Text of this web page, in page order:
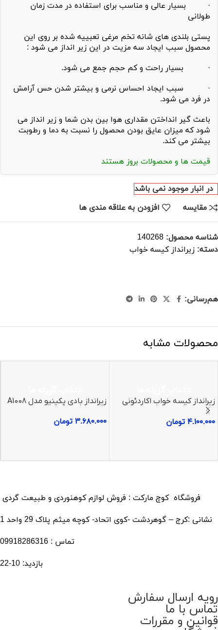
· بسیار عالی و مناسب برای استفاده در مدت زمان
طولانی
پستی بلندی های شانه تخم مرغی تعبییه شده بر روی این
محصول سبب ایجاد سه مزیت در این زیر انداز می شود :
· بسیار راحت و کم حجم جمع می شود.
· سبب ایجاد احساس نرمی و بیشتر شدن حس آرامش
در فرد می شود.
باعث گیر انداختن مقداری هوا بین بدن شما و زیر انداز می
شود که میزان عایق بودن محصول را نسبت به دما و رطوبت
بیشتر می کند.
قیمت ها و محصولات بروز هستند
در انبار موجود نمی باشد
مقایسه
افزودن به علاقه مندی ها
شناسه محصول: 140268
دسته: زیرانداز کیسه خواب
هم‌رسانی:
محصولات مشابه
زیرانداز کیسه خواب اکاردئونی
کمپینگ و کوهنوردی
۴.۱۰۰.۰۰۰ تومان
زیرانداز بادی پکینیو مدل A1008
۳.۶۸۰.۰۰۰ تومان
فروشگاه کوچ مارکت : فروش لوازم کوهنوردی و طبیعت گردی
نشانی :کرج – گوهردشت -کوی اتحاد- کوچه میثم پلاک 29 واحد 1
تماس : 09918286316
بازدید: 10-22
رویه ارسال سفارش
تماس با ما
قوانین و مقررات